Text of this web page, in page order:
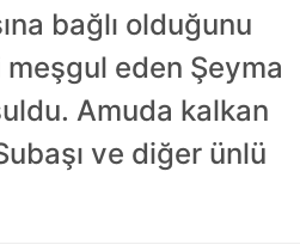
bağlı olduğunu
meşgul eden Şeyma
Amuda kalkan
ve diğer ünlü